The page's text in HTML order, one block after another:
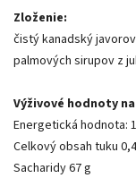
Zloženie:
čistý kanadský
palmových sirupov z
Výživové hodnoty na
Energetická hodnota:
Celkový obsah tuku
Sacharidy 67 g